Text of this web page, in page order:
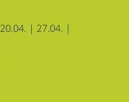
| 27.04. |